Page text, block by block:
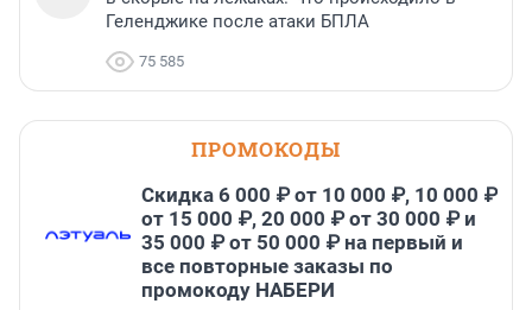
Геленджике после атаки БПЛА
75 585
ПРОМОКОДЫ
Скидка 6 000 ₽ от 10 000 ₽, 10 000 ₽
от 15 000 ₽, 20 000 ₽ от 30 000 ₽ и
35 000 ₽ от 50 000 ₽ на первый и
все повторные заказы по
промокоду НАБЕРИ